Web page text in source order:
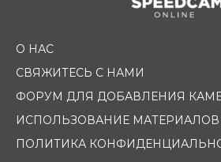
О НАС
СВЯЖИТЕСЬ С НАМИ
ФОРУМ ДЛЯ ДОБАВЛЕНИЯ
ИСПОЛЬЗОВАНИЕ МАТЕРИАЛОВ
ПОЛИТИКА